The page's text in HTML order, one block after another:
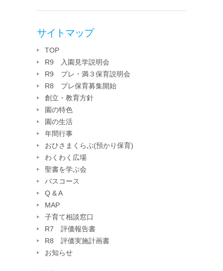
サイトマップ
TOP
R9 入園見学説明会
R9 プレ・満３保育説明会
R8 プレ保育募集開始
創立・教育方針
園の特色
園の生活
年間行事
おひさまくらぶ(預かり保育)
わくわく広場
聖書を学ぶ会
バスコース
Q & A
MAP
子育て相談窓口
R7 評価報告書
R8 評価実施計画書
お知らせ